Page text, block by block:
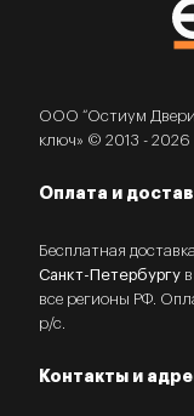
ООО “Остиум
ключ» © 2013 - 2026
Оплата и
Бесплатная
Санкт-Петербургу
все регионы РФ.
р/с.
Контакты и